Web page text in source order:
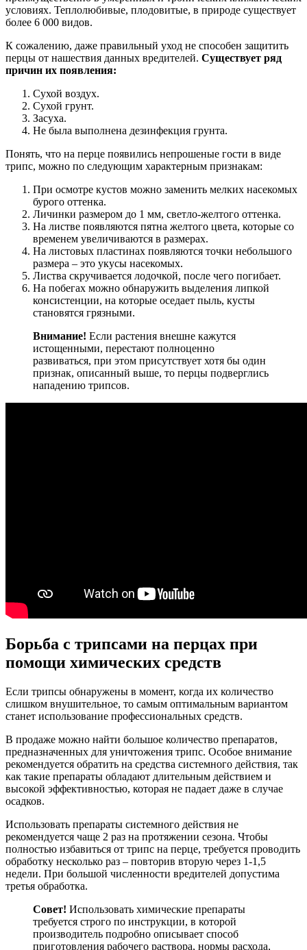
условиях. Теплолюбивые, плодовитые, в природе существует
более 6 000 видов.
К сожалению, даже правильный уход не способен защитить
перцы от нашествия данных вредителей. Существует ряд
причин их появления:
Сухой воздух.
Сухой грунт.
Засуха.
Не была выполнена дезинфекция грунта.
Понять, что на перце появились непрошеные гости в виде
трипс, можно по следующим характерным признакам:
При осмотре кустов можно заменить мелких насекомых
бурого оттенка.
Личинки размером до 1 мм, светло-желтого оттенка.
На листве появляются пятна желтого цвета, которые со
временем увеличиваются в размерах.
На листовых пластинах появляются точки небольшого
размера – это укусы насекомых.
Листва скручивается лодочкой, после чего погибает.
На побегах можно обнаружить выделения липкой
консистенции, на которые оседает пыль, кусты
становятся грязными.
Внимание! Если растения внешне кажутся
истощенными, перестают полноценно
развиваться, при этом присутствует хотя бы один
признак, описанный выше, то перцы подверглись
нападению трипсов.
Борьба с трипсами на перцах при
помощи химических средств
Если трипсы обнаружены в момент, когда их количество
слишком внушительное, то самым оптимальным вариантом
станет использование профессиональных средств.
В продаже можно найти большое количество препаратов,
предназначенных для уничтожения трипс. Особое внимание
рекомендуется обратить на средства системного действия, так
как такие препараты обладают длительным действием и
высокой эффективностью, которая не падает даже в случае
осадков.
Использовать препараты системного действия не
рекомендуется чаще 2 раз на протяжении сезона. Чтобы
полностью избавиться от трипс на перце, требуется проводить
обработку несколько раз – повторив вторую через 1-1,5
недели. При большой численности вредителей допустима
третья обработка.
Совет! Использовать химические препараты
требуется строго по инструкции, в которой
производитель подробно описывает способ
приготовления рабочего раствора, нормы расхода,